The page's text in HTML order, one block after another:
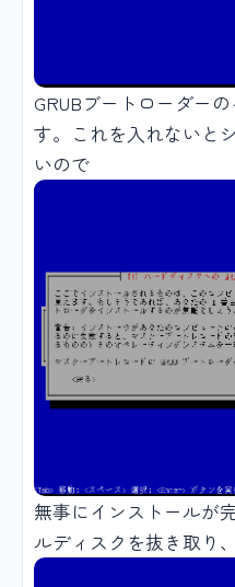
GRUBブートローダー
す。これを入れないと
いので
無事にインストールが
ルディスクを抜き取り